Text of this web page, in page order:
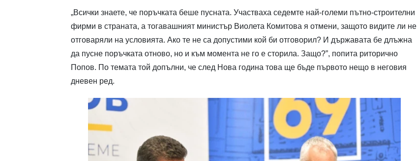
„Всички знаете, че поръчката беше пусната. Участваха седемте най-големи пътно-строителни
фирми в страната, а тогавашният министър Виолета Комитова я отмени, защото видите ли не
отговаряли на условията. Ако те не са допустими кой би отговорил? И държавата бе длъжна
да пусне поръчката отново, но и към момента не го е сторила. Защо?”, попита риторично
Попов. По темата той допълни, че след Нова година това ще бъде първото нещо в неговия
дневен ред.